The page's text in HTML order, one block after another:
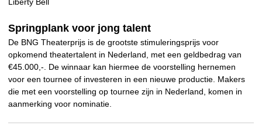
Springplank voor jong talent
De BNG Theaterprijs is de grootste stimuleringsprijs voor
opkomend theatertalent in Nederland, met een geldbedrag van
€45.000,-. De winnaar kan hiermee de voorstelling hernemen
voor een tournee of investeren in een nieuwe productie. Makers
die met een voorstelling op tournee zijn in Nederland, komen in
aanmerking voor nominatie.